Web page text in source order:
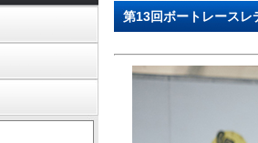
第13回ボートレース